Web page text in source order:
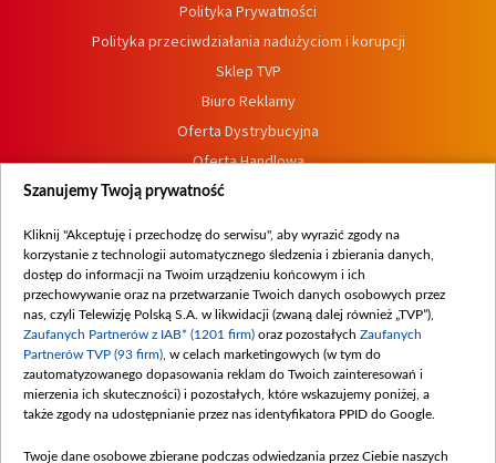
Polityka Prywatności
Polityka przeciwdziałania nadużyciom i korupcji
Sklep TVP
Biuro Reklamy
Oferta Dystrybucyjna
Oferta Handlowa
Dostępność
Procedura zgłoszeń wewnętrznych
Szanujemy Twoją prywatność
Kliknij "Akceptuję i przechodzę do serwisu", aby wyrazić zgody na
korzystanie z technologii automatycznego śledzenia i zbierania danych,
dostęp do informacji na Twoim urządzeniu końcowym i ich
przechowywanie oraz na przetwarzanie Twoich danych osobowych przez
nas, czyli Telewizję Polską S.A. w likwidacji (zwaną dalej również „TVP”),
Zaufanych Partnerów z IAB* (1201 firm) oraz pozostałych Zaufanych
Partnerów TVP (93 firm) , w celach marketingowych (w tym do
zautomatyzowanego dopasowania reklam do Twoich zainteresowań i
mierzenia ich skuteczności) i pozostałych, które wskazujemy poniżej, a
także zgody na udostępnianie przez nas identyfikatora PPID do Google.
Twoje dane osobowe zbierane podczas odwiedzania przez Ciebie naszych